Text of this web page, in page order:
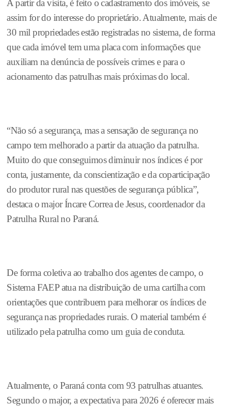
A partir da visita, é feito o cadastramento dos imóveis, se
assim for do interesse do proprietário. Atualmente, mais de
30 mil propriedades estão registradas no sistema, de forma
que cada imóvel tem uma placa com informações que
auxiliam na denúncia de possíveis crimes e para o
acionamento das patrulhas mais próximas do local.
“Não só a segurança, mas a sensação de segurança no
campo tem melhorado a partir da atuação da patrulha.
Muito do que conseguimos diminuir nos índices é por
conta, justamente, da conscientização e da coparticipação
do produtor rural nas questões de segurança pública”,
destaca o major Íncare Correa de Jesus, coordenador da
Patrulha Rural no Paraná.
De forma coletiva ao trabalho dos agentes de campo, o
Sistema FAEP atua na distribuição de uma cartilha com
orientações que contribuem para melhorar os índices de
segurança nas propriedades rurais. O material também é
utilizado pela patrulha como um guia de conduta.
Atualmente, o Paraná conta com 93 patrulhas atuantes.
Segundo o major, a expectativa para 2026 é oferecer mais